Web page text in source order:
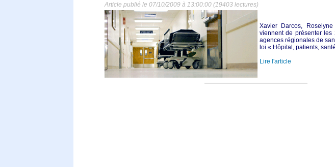
Article publié le 07/10/2009 à 13:00:00 (19403 lectures)
Xavier Darcos,
viennent de présenter
agences régionales de
loi « Hôpital, patients,
Lire l'article